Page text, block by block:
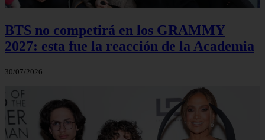
BTS no competirá en los GRAMMY
2027: esta fue la reacción de la Academia
30/07/2026